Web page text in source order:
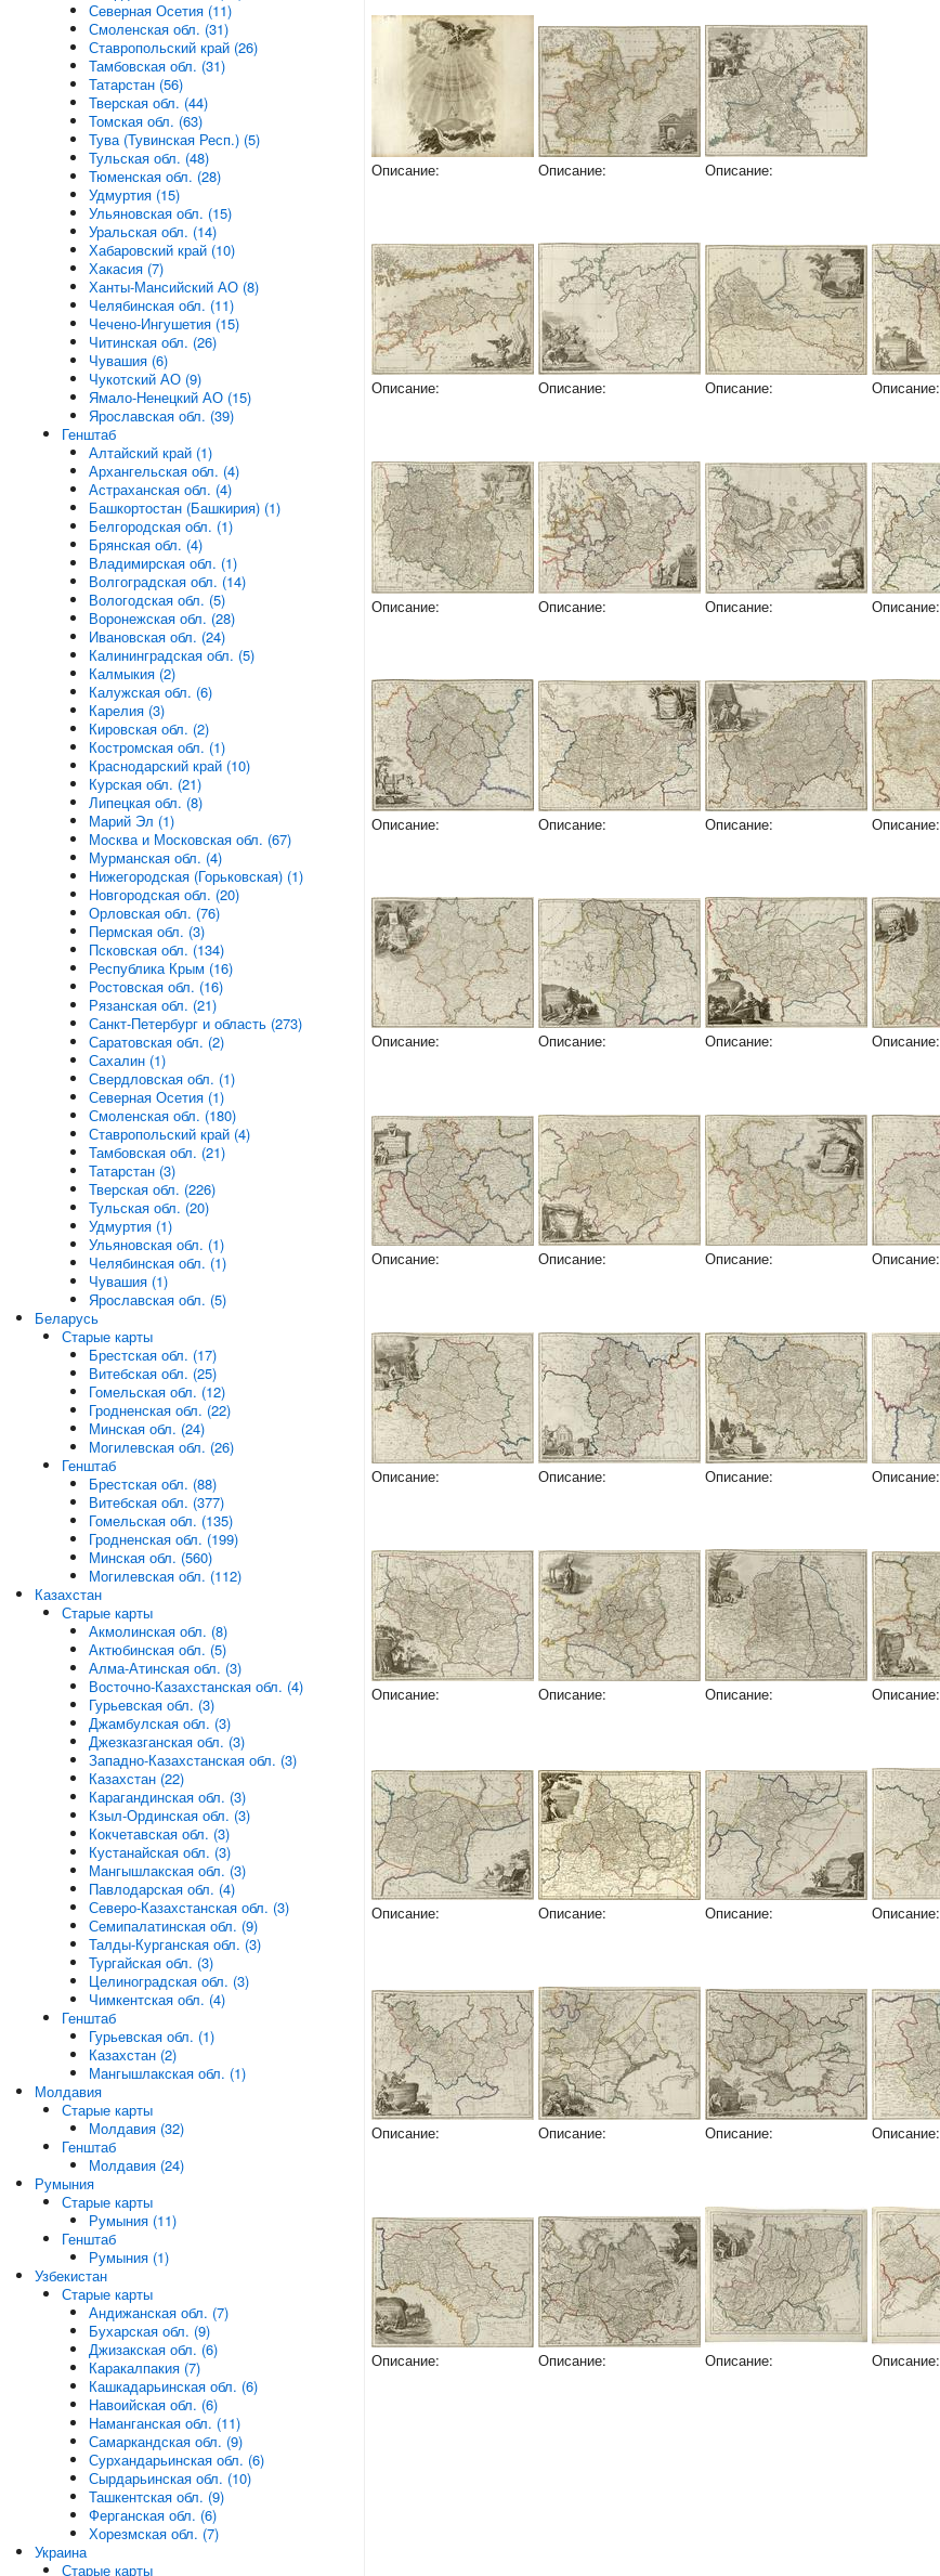
Описание: Описание: Описание:
Описание: Описание: Описание: Описание:
Описание: Описание: Описание: Описание:
Описание: Описание: Описание: Описание:
Описание: Описание: Описание: Описание:
Описание: Описание: Описание: Описание:
Описание: Описание: Описание: Описание:
Описание: Описание: Описание: Описание:
Описание: Описание: Описание: Описание:
Описание: Описание: Описание: Описание:
Описание: Описание: Описание: Описание:
Северная Осетия (11)
Смоленская обл. (31)
Ставропольский край (26)
Тамбовская обл. (31)
Татарстан (56)
Тверская обл. (44)
Томская обл. (63)
Тува (Тувинская Респ.) (5)
Тульская обл. (48)
Тюменская обл. (28)
Удмуртия (15)
Ульяновская обл. (15)
Уральская обл. (14)
Хабаровский край (10)
Хакасия (7)
Ханты-Мансийский АО (8)
Челябинская обл. (11)
Чечено-Ингушетия (15)
Читинская обл. (26)
Чувашия (6)
Чукотский АО (9)
Ямало-Ненецкий АО (15)
Ярославская обл. (39)
Генштаб
Алтайский край (1)
Архангельская обл. (4)
Астраханская обл. (4)
Башкортостан (Башкирия) (1)
Белгородская обл. (1)
Брянская обл. (4)
Владимирская обл. (1)
Волгоградская обл. (14)
Вологодская обл. (5)
Воронежская обл. (28)
Ивановская обл. (24)
Калининградская обл. (5)
Калмыкия (2)
Калужская обл. (6)
Карелия (3)
Кировская обл. (2)
Костромская обл. (1)
Краснодарский край (10)
Курская обл. (21)
Липецкая обл. (8)
Марий Эл (1)
Москва и Московская обл. (67)
Мурманская обл. (4)
Нижегородская (Горьковская) (1)
Новгородская обл. (20)
Орловская обл. (76)
Пермская обл. (3)
Псковская обл. (134)
Республика Крым (16)
Ростовская обл. (16)
Рязанская обл. (21)
Санкт-Петербург и область (273)
Саратовская обл. (2)
Сахалин (1)
Свердловская обл. (1)
Северная Осетия (1)
Смоленская обл. (180)
Ставропольский край (4)
Тамбовская обл. (21)
Татарстан (3)
Тверская обл. (226)
Тульская обл. (20)
Удмуртия (1)
Ульяновская обл. (1)
Челябинская обл. (1)
Чувашия (1)
Ярославская обл. (5)
Беларусь
Старые карты
Брестская обл. (17)
Витебская обл. (25)
Гомельская обл. (12)
Гродненская обл. (22)
Минская обл. (24)
Могилевская обл. (26)
Генштаб
Брестская обл. (88)
Витебская обл. (377)
Гомельская обл. (135)
Гродненская обл. (199)
Минская обл. (560)
Могилевская обл. (112)
Казахстан
Старые карты
Акмолинская обл. (8)
Актюбинская обл. (5)
Алма-Атинская обл. (3)
Восточно-Казахстанская обл. (4)
Гурьевская обл. (3)
Джамбулская обл. (3)
Джезказганская обл. (3)
Западно-Казахстанская обл. (3)
Казахстан (22)
Карагандинская обл. (3)
Кзыл-Ординская обл. (3)
Кокчетавская обл. (3)
Кустанайская обл. (3)
Мангышлакская обл. (3)
Павлодарская обл. (4)
Северо-Казахстанская обл. (3)
Семипалатинская обл. (9)
Талды-Курганская обл. (3)
Тургайская обл. (3)
Целиноградская обл. (3)
Чимкентская обл. (4)
Генштаб
Гурьевская обл. (1)
Казахстан (2)
Мангышлакская обл. (1)
Молдавия
Старые карты
Молдавия (32)
Генштаб
Молдавия (24)
Румыния
Старые карты
Румыния (11)
Генштаб
Румыния (1)
Узбекистан
Старые карты
Андижанская обл. (7)
Бухарская обл. (9)
Джизакская обл. (6)
Каракалпакия (7)
Кашкадарьинская обл. (6)
Навоийская обл. (6)
Наманганская обл. (11)
Самаркандская обл. (9)
Сурхандарьинская обл. (6)
Сырдарьинская обл. (10)
Ташкентская обл. (9)
Ферганская обл. (6)
Хорезмская обл. (7)
Украина
Старые карты